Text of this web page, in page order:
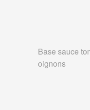
Base sauce
oignons